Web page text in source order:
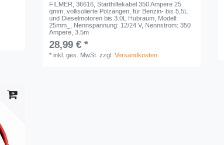
FILMER, 36616, Starthilfekabel 350 Ampere 25
qmm, vollisolierte Polzangen, für Benzin- bis 5,5L
und Dieselmotoren bis 3.0L Hubraum, Modell:
25mm_, Nennspannung: 12/24 V, Nennstrom: 350
Ampere, 3.5m
28,99 € *
*inkl. ges. MwSt. zzgl.Versandkosten